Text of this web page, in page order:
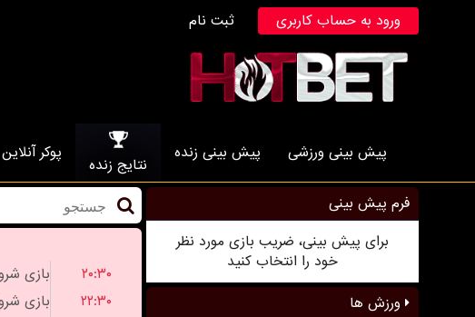
ورود به حساب کاربری ثبت نام
پیش بینی ورزشی پیش بینی زنده
نتایج زنده
پوکر آنلاین
فرم پیش بینی
برای پیش بینی، ضریب بازی مورد نظر
خود را انتخاب کنید
ورزش ها
۲۰:۳۰
۲۲:۳۰